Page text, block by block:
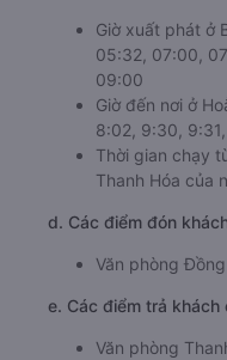
Giờ xuất phát ở
05:32, 07:00,
09:00
Giờ đến nơi ở
8:02, 9:30,
Thời gian chạy
Thanh Hóa của
d. Các điểm đón
Văn phòng Đồng
e. Các điểm trả khách
Văn phòng